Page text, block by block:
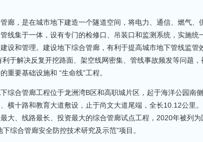
，是在城市地下建造一个隧道空间，将电力、通信、燃气、
线集于一体，设有专门的检修口、吊装口和监测系统，实施统
设和管理。建设地下综合管廊，有利于提高城市地下管线监管
利于解决反复开挖路面、架空线网密集、管线事故频发等问题，
重要基础设施和 “生命线”工程。
合管廊工程位于龙洲湾B区和高职城片区，起于海洋公园南
横十路和教育大道敷设，止于尚文大道尾端，全长10.12公里
大、线路最长、投资最大的综合管廊试点工程，2020年被列为
下综合管廊安全防控技术研究及示范”项目。